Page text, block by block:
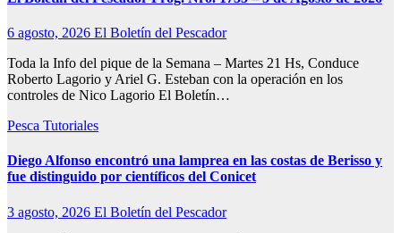
6 agosto, 2026 El Boletín del Pescador
Toda la Info del pique de la Semana – Martes 21 Hs, Conduce
Roberto Lagorio y Ariel G. Esteban con la operación en los
controles de Nico Lagorio El Boletín…
Pesca Tutoriales
Diego Alfonso encontró una lamprea en las costas de Berisso y
fue distinguido por científicos del Conicet
3 agosto, 2026 El Boletín del Pescador